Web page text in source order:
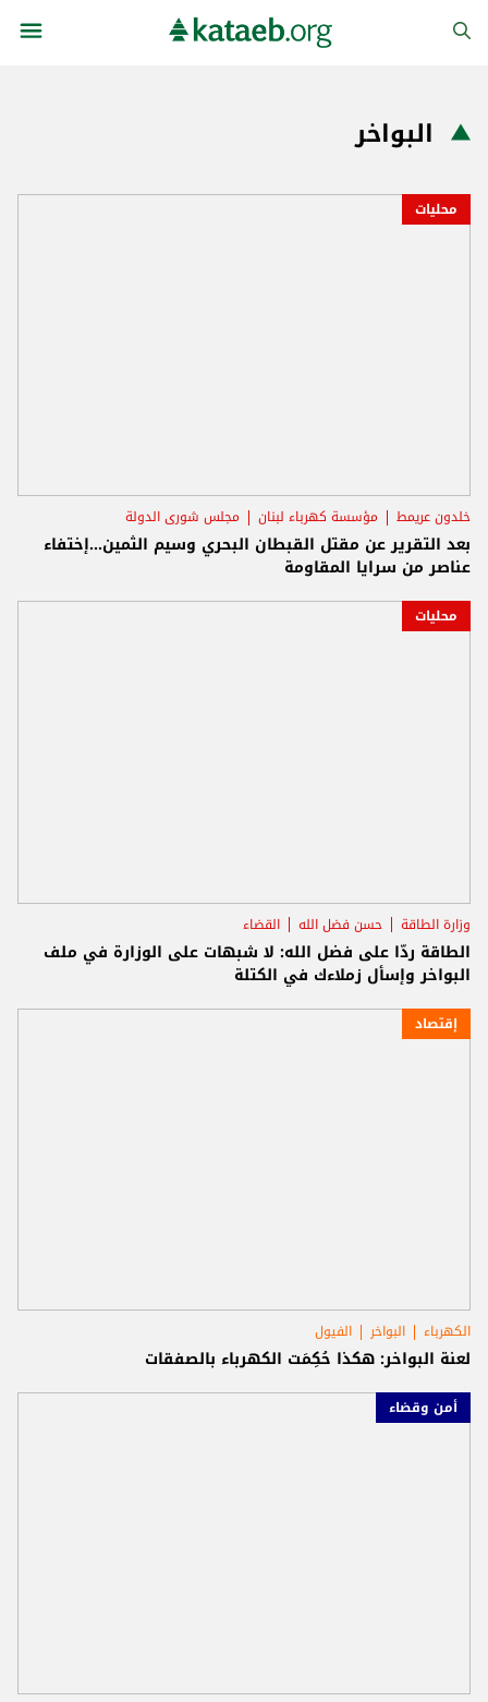
البواخر
محليات
خلدون عريمط مؤسسة كهرباء لبنان مجلس شورى الدولة
بعد التقرير عن مقتل القبطان البحري وسيم الثمين...إختفاء
عناصر من سرايا المقاومة
محليات
وزارة الطاقة حسن فضل الله القضاء
الطاقة ردّا على فضل الله: لا شبهات على الوزارة في ملف
البواخر وإسأل زملاءك في الكتلة
إقتصاد
الكهرباء البواخر الفيول
لعنة البواخر: هكذا حُكِمَت الكهرباء بالصفقات
أمن وقضاء